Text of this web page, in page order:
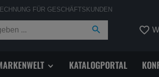
FÜR GESCHÄFTSKUNDEN
KATALOGPORTAL